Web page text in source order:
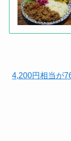
4,200円相当が